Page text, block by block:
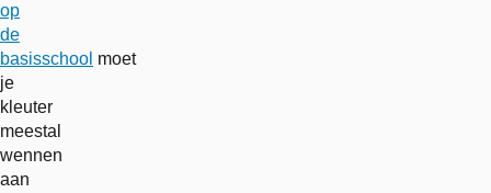
op
de
basisschool moet
je
kleuter
meestal
wennen
aan